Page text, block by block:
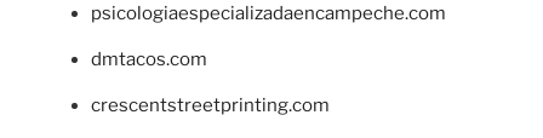
psicologiaespecializadaencampeche.com
dmtacos.com
crescentstreetprinting.com